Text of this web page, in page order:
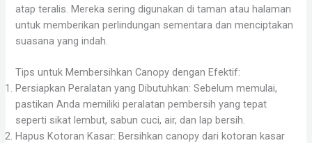
atap teralis. Mereka sering digunakan di taman atau halaman
untuk memberikan perlindungan sementara dan menciptakan
suasana yang indah.
Tips untuk Membersihkan Canopy dengan Efektif:
Persiapkan Peralatan yang Dibutuhkan: Sebelum memulai,
pastikan Anda memiliki peralatan pembersih yang tepat
seperti sikat lembut, sabun cuci, air, dan lap bersih.
Hapus Kotoran Kasar: Bersihkan canopy dari kotoran kasar